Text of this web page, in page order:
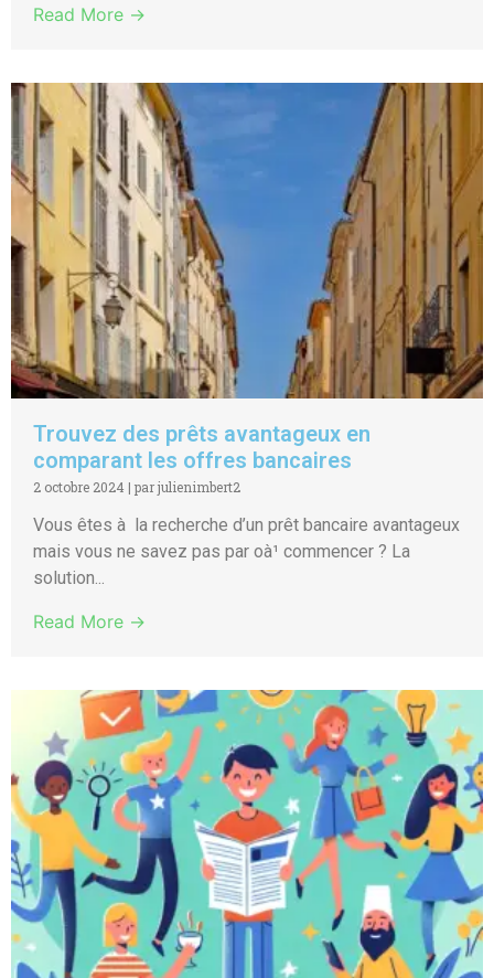
Read More →
Trouvez des prêts avantageux en
comparant les offres bancaires
2 octobre 2024 | par julienimbert2
Vous êtes à la recherche d’un prêt bancaire avantageux
mais vous ne savez pas par oà¹ commencer ? La
solution...
Read More →